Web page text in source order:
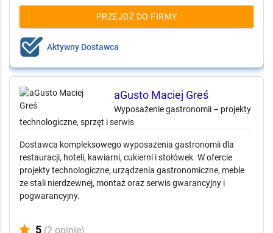
Aktywny Dostawca
aGusto Maciej Greś
Wyposażenie gastronomii – projekty
technologiczne, sprzęt i serwis
Dostawca kompleksowego wyposażenia gastronomii dla
restauracji, hoteli, kawiarni, cukierni i stołówek. W ofercie
projekty technologiczne, urządzenia gastronomiczne, meble